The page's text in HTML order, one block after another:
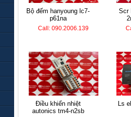
bộ đếm hanyoung lc7-
p61na
Call: 090.2006.139
scr hanyoung tpr2-
điều khiển nhiệt
autonics tm4-n2sb
ls electric plc k7m-